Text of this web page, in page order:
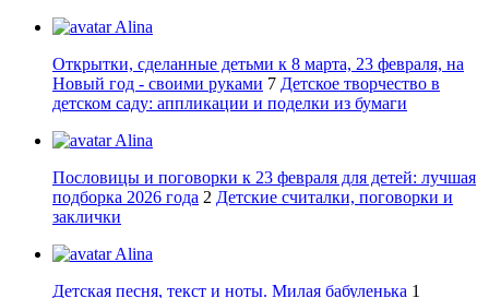
Alina
Открытки, сделанные детьми к 8 марта, 23 февраля, на
Новый год - своими руками 7 Детское творчество в
детском саду: аппликации и поделки из бумаги
Alina
Пословицы и поговорки к 23 февраля для детей: лучшая
подборка 2026 года 2 Детские считалки, поговорки и
заклички
Alina
Детская песня, текст и ноты. Милая бабуленька 1